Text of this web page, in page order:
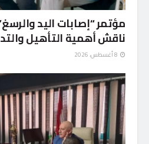
مؤتمر “إصابات اليد
ناقش أهمية التأهيل